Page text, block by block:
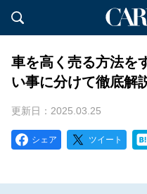
車を高く売る方法を
い事に分けて徹底解
更新日：2025.03.25
シェア ツイート